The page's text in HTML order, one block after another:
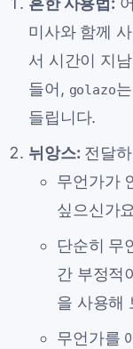
미사와 함께
서 시간이 지
들어, golazo
들립니다.
뉘앙스: 전달
무언가가
싶으신가
단순히 무
간 부정적
을 사용해
무언가를